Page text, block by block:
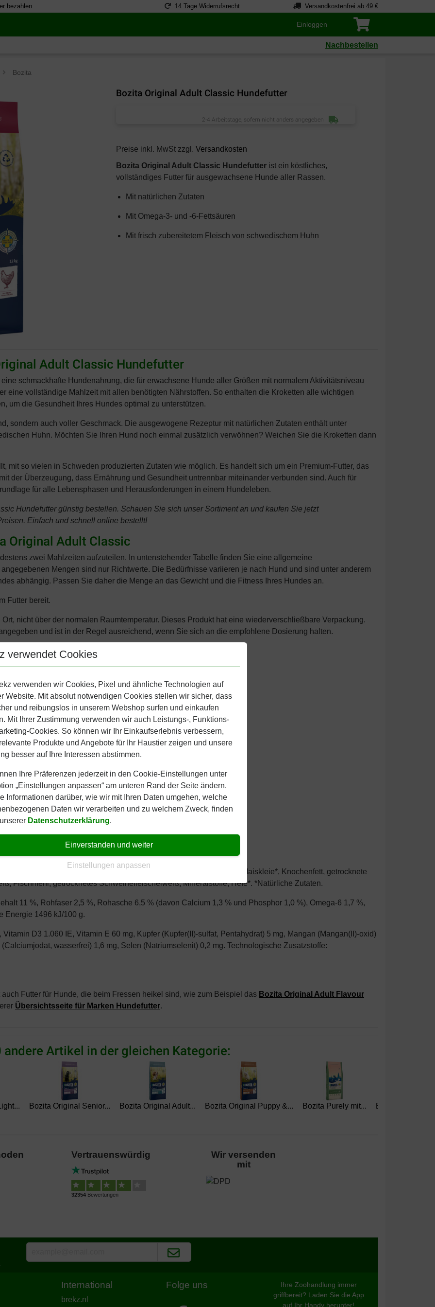
bezahlen 14 Tage Widerrufsrecht Versandkostenfrei ab 49 €
Einloggen
Nachbestellen
verwendet Cookies
verwenden wir Cookies, Pixel und ähnliche Technologien auf
Website. Mit absolut notwendigen Cookies stellen wir sicher, dass
und reibungslos in unserem Webshop surfen und einkaufen
Mit Ihrer Zustimmung verwenden wir auch Leistungs-, Funktions-
Cookies. So können wir Ihr Einkaufserlebnis verbessern,
relevante Produkte und Angebote für Ihr Haustier zeigen und unsere
besser auf Ihre Interessen abstimmen.
Ihre Präferenzen jederzeit in den Cookie-Einstellungen unter
„Einstellungen anpassen“ am unteren Rand der Seite ändern.
Informationen darüber, wie wir mit Ihren Daten umgehen, welche
Daten wir verarbeiten und zu welchem Zweck, finden
Datenschutzerklärung.
Einverstanden und weiter
Einstellungen anpassen
Bozita
Bozita Original Adult Classic Hundefutter
2-4 Arbeitstage, sofern nicht anders angegeben
Preise inkl. MwSt zzgl. Versandkosten
Bozita Original Adult Classic Hundefutter ist ein köstliches,
vollständiges Futter für ausgewachsene Hunde aller Rassen.
Mit natürlichen Zutaten
Mit Omega-3- und -6-Fettsäuren
Mit frisch zubereitetem Fleisch von schwedischem Huhn
Adult Classic Hundefutter
eine schmackhafte Hundenahrung, die für erwachsene Hunde aller Größen mit normalem Aktivitätsniveau
eine vollständige Mahlzeit mit allen benötigten Nährstoffen. So enthalten die Kroketten alle wichtigen
um die Gesundheit Ihres Hundes optimal zu unterstützen.
sondern auch voller Geschmack. Die ausgewogene Rezeptur mit natürlichen Zutaten enthält unter
Huhn. Möchten Sie Ihren Hund noch einmal zusätzlich verwöhnen? Weichen Sie die Kroketten dann
mit so vielen in Schweden produzierten Zutaten wie möglich. Es handelt sich um ein Premium-Futter, das
der Überzeugung, dass Ernährung und Gesundheit untrennbar miteinander verbunden sind. Auch für
für alle Lebensphasen und Herausforderungen in einem Hundeleben.
Hundefutter günstig bestellen. Schauen Sie sich unser Sortiment an und kaufen Sie jetzt
Einfach und schnell online bestellt!
Original Adult Classic
zwei Mahlzeiten aufzuteilen. In untenstehender Tabelle finden Sie eine allgemeine
Mengen sind nur Richtwerte. Die Bedürfnisse variieren je nach Hund und sind unter anderem
abhängig. Passen Sie daher die Menge an das Gewicht und die Fitness Ihres Hundes an.
Futter bereit.
nicht über der normalen Raumtemperatur. Dieses Produkt hat eine wiederverschließbare Verpackung.
und ist in der Regel ausreichend, wenn Sie sich an die empfohlene Dosierung halten.
Classic
Hühnerprotein 15 %, frisch zubereitetes Huhn 10 %), Weizen*, Mais*, Maiskleie*, Knochenfett, getrocknete
Fischmehl, getrocknetes Schweinefleischeiweiß, Mineralstoffe, Hefe*. *Natürliche Zutaten.
11 %, Rohfaser 2,5 %, Rohasche 6,5 % (davon Calcium 1,3 % und Phosphor 1,0 %), Omega-6 1,7 %,
Energie 1496 kJ/100 g.
Vitamin D3 1.060 IE, Vitamin E 60 mg, Kupfer (Kupfer(II)-sulfat, Pentahydrat) 5 mg, Mangan (Mangan(II)-oxid)
wasserfrei) 1,6 mg, Selen (Natriumselenit) 0,2 mg. Technologische Zusatzstoffe:
Futter für Hunde, die beim Fressen heikel sind, wie zum Beispiel das Bozita Original Adult Flavour
Übersichtsseite für Marken Hundefutter.
andere Artikel in der gleichen Kategorie:
Bozita Original Senior... Bozita Original Adult... Bozita Original Puppy &... Bozita Purely mit... Bozita Purely
Vertrauenswürdig
32354Bewertungen
Wir versenden
mit
International
brekz.nl
Folge uns
Ihre Zoohandlung immer
griffbereit? Laden Sie die App
auf Ihr Handy herunter!